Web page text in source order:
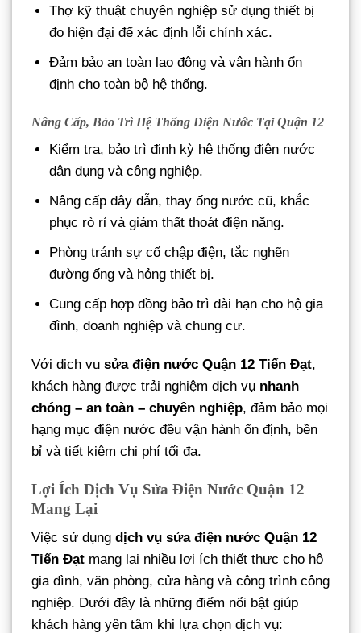
Thợ kỹ thuật chuyên nghiệp sử dụng thiết bị
đo hiện đại để xác định lỗi chính xác.
Đảm bảo an toàn lao động và vận hành ổn
định cho toàn bộ hệ thống.
Nâng Cấp, Bảo Trì Hệ Thống Điện Nước Tại Quận 12
Kiểm tra, bảo trì định kỳ hệ thống điện nước
dân dụng và công nghiệp.
Nâng cấp dây dẫn, thay ống nước cũ, khắc
phục rò rỉ và giảm thất thoát điện năng.
Phòng tránh sự cố chập điện, tắc nghẽn
đường ống và hỏng thiết bị.
Cung cấp hợp đồng bảo trì dài hạn cho hộ gia
đình, doanh nghiệp và chung cư.
Với dịch vụ sửa điện nước Quận 12 Tiến Đạt,
khách hàng được trải nghiệm dịch vụ nhanh
chóng – an toàn – chuyên nghiệp, đảm bảo mọi
hạng mục điện nước đều vận hành ổn định, bền
bỉ và tiết kiệm chi phí tối đa.
Lợi Ích Dịch Vụ Sửa Điện Nước Quận 12
Mang Lại
Việc sử dụng dịch vụ sửa điện nước Quận 12
Tiến Đạt mang lại nhiều lợi ích thiết thực cho hộ
gia đình, văn phòng, cửa hàng và công trình công
nghiệp. Dưới đây là những điểm nổi bật giúp
khách hàng yên tâm khi lựa chọn dịch vụ: